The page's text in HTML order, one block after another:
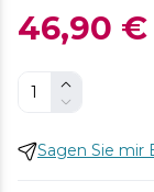
46,90 €
Sagen Sie mir